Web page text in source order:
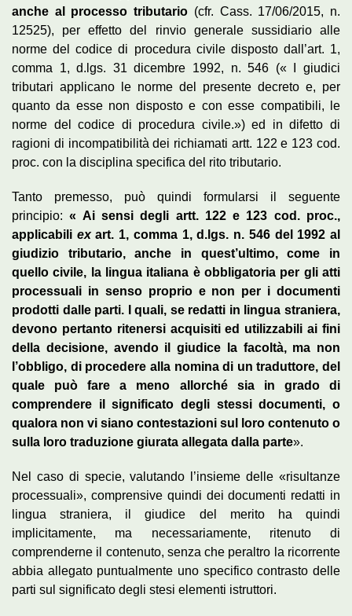
anche al processo tributario (cfr. Cass. 17/06/2015, n.
12525), per effetto del rinvio generale sussidiario alle
norme del codice di procedura civile disposto dall’art. 1,
comma 1, d.lgs. 31 dicembre 1992, n. 546 (« I giudici
tributari applicano le norme del presente decreto e, per
quanto da esse non disposto e con esse compatibili, le
norme del codice di procedura civile.») ed in difetto di
ragioni di incompatibilità dei richiamati artt. 122 e 123 cod.
proc. con la disciplina specifica del rito tributario.
Tanto premesso, può quindi formularsi il seguente
principio:« Ai sensi degli artt. 122 e 123 cod. proc.,
applicabili exart. 1, comma 1, d.lgs. n. 546 del 1992 al
giudizio tributario, anche in quest’ultimo, come in
quello civile, la lingua italiana è obbligatoria per gli atti
processuali in senso proprio e non per i documenti
prodotti dalle parti. I quali, se redatti in lingua straniera,
devono pertanto ritenersi acquisiti ed utilizzabili ai fini
della decisione, avendo il giudice la facoltà, ma non
l’obbligo, di procedere alla nomina di un traduttore, del
quale può fare a meno allorché sia in grado di
comprendere il significato degli stessi documenti, o
qualora non vi siano contestazioni sul loro contenuto o
sulla loro traduzione giurata allegata dalla parte».
Nel caso di specie, valutando l’insieme delle «risultanze
processuali», comprensive quindi dei documenti redatti in
lingua straniera, il giudice del merito ha quindi
implicitamente, ma necessariamente, ritenuto di
comprenderne il contenuto, senza che peraltro la ricorrente
abbia allegato puntualmente uno specifico contrasto delle
parti sul significato degli stesi elementi istruttori.